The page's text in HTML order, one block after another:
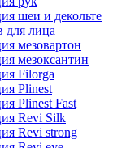
шеи и декольте
для лица
мезовартон
мезоксантин
Filorga
Plinest
Plinest Fast
Revi Silk
Revi strong